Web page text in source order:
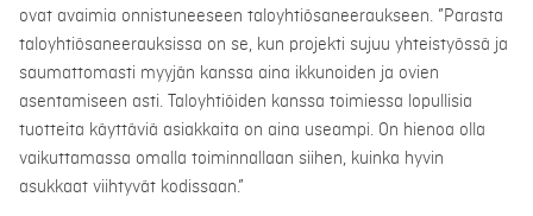
ovat avaimia onnistuneeseen taloyhtiösaneeraukseen. ”Parasta
taloyhtiösaneerauksissa on se, kun projekti sujuu yhteistyössä ja
saumattomasti myyjän kanssa aina ikkunoiden ja ovien
asentamiseen asti. Taloyhtiöiden kanssa toimiessa lopullisia
tuotteita käyttäviä asiakkaita on aina useampi. On hienoa olla
vaikuttamassa omalla toiminnallaan siihen, kuinka hyvin
asukkaat viihtyvät kodissaan.”